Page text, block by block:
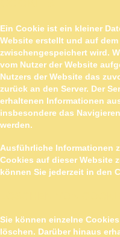
Ein Cookie ist ein kleiner
Website erstellt und auf
zwischengespeichert wird.
vom Nutzer der Website
Nutzers der Website das
zurück an den Server. Der
erhaltenen Informationen
insbesondere das
werden.
Ausführliche Informationen
Cookies auf dieser Website
können Sie jederzeit in den
Sie können einzelne
löschen. Darüber hinaus